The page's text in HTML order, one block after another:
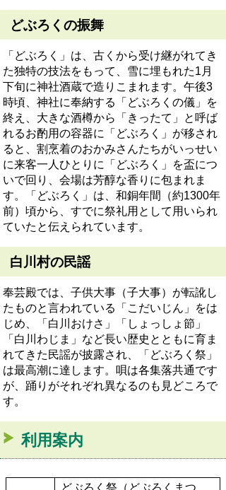
どぶろくの振舞
「どぶろく」は、古くから受け継がれてき
た独特の技法をもって、雪に埋もれた1月
下旬に神社酒蔵で造りこまれます。午後3
時頃、神社に奉納する「どぶろくの儀」を
終え、大きな酒樽から「きったて」と呼ば
れるお酌用の容器に「どぶろく」が移され
ると、割烹着のおかみさんたちがいっせい
に来客一人ひとりに「どぶろく」を盃につ
いで回り、会場は芳醇な香りに包まれま
す。「どぶろく」は、和銅年間（約1300年
前）頃から、すでに祭礼用として用いられ
ていたと伝えられています。
白川村の民謡
奉芸殿では、子供大事（子大事）が転訛し
たものと言われている「こだいじん」をは
じめ、「白川おけさ」「しょっしょ節」
「白川わじま」など長い歴史とともに育ま
れてきた民謡が披露され、「どぶろく祭」
は最高潮に達します。唄は各集落共通です
が、踊りがそれぞれ異なるのも見どころで
す。
利用案内
どぶろく祭（どぶろくまつ